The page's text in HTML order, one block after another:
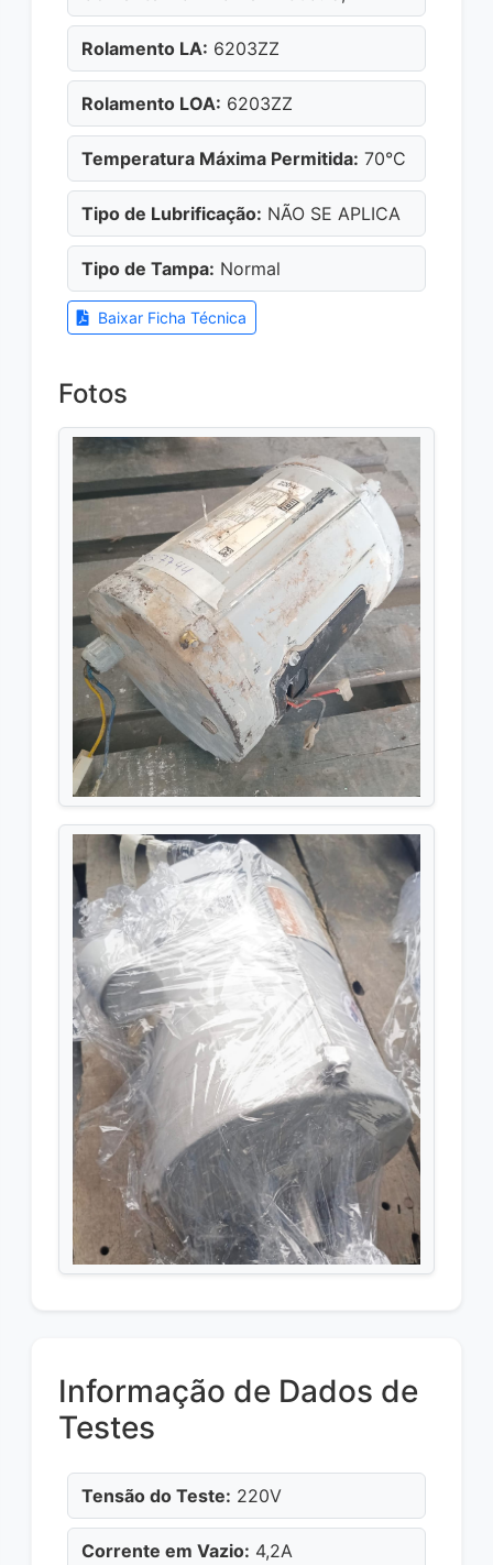
Rolamento LA: 6203ZZ
Rolamento LOA: 6203ZZ
Temperatura Máxima Permitida: 70°C
Tipo de Lubrificação: NÃO SE APLICA
Tipo de Tampa: Normal
Baixar Ficha Técnica
Fotos
Informação de Dados de
Testes
Tensão do Teste: 220V
Corrente em Vazio: 4,2A